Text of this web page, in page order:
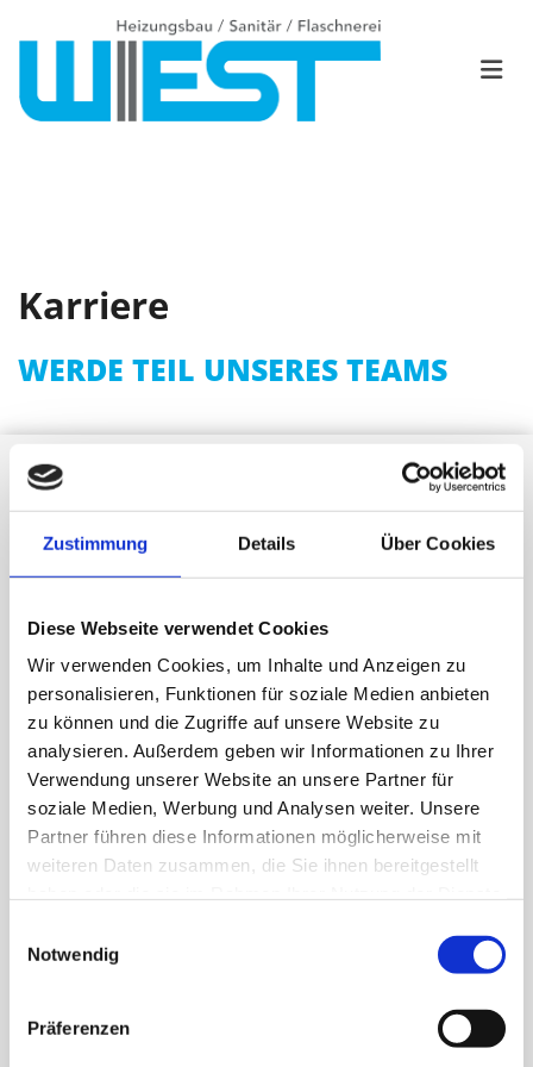
Zustimmung Details Über Cookies
Diese Webseite verwendet Cookies
Wir verwenden Cookies, um Inhalte und Anzeigen zu
personalisieren, Funktionen für soziale Medien anbieten
zu können und die Zugriffe auf unsere Website zu
analysieren. Außerdem geben wir Informationen zu Ihrer
Verwendung unserer Website an unsere Partner für
soziale Medien, Werbung und Analysen weiter. Unsere
Partner führen diese Informationen möglicherweise mit
weiteren Daten zusammen, die Sie ihnen bereitgestellt
Notwendig
Präferenzen
Karriere
WERDE TEIL UNSERES TEAMS
WIR SUCHEN:
Flaschner (Spengler)
Download PDF
Auszubildender zum
Anlagenmechaniker (m/w/d)
Download PDF
Flaschner (m/w/d)